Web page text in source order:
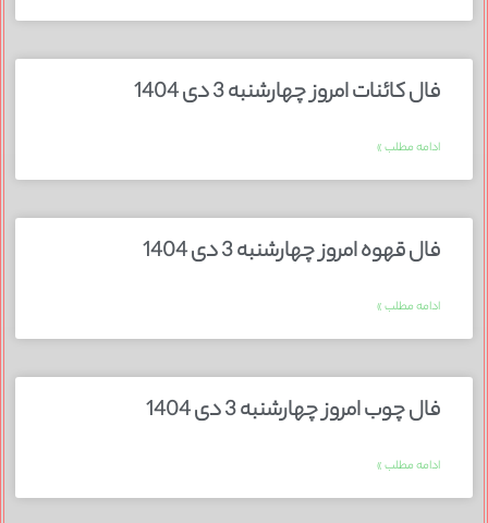
فال کائنات امروز چهارشنبه 3 دی 1404
ادامه مطلب »
فال قهوه امروز چهارشنبه 3 دی 1404
ادامه مطلب »
فال چوب امروز چهارشنبه 3 دی 1404
ادامه مطلب »